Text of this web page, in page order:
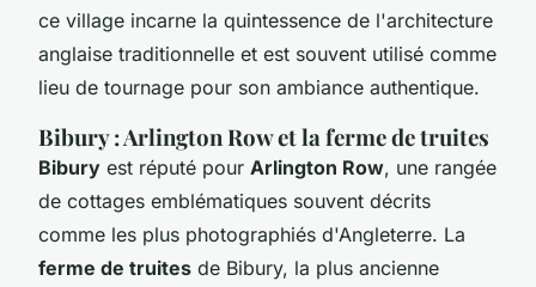
ce village incarne la quintessence de l'architecture
anglaise traditionnelle et est souvent utilisé comme
lieu de tournage pour son ambiance authentique.
Bibury : Arlington Row et la ferme de truites
Bibury est réputé pour Arlington Row, une rangée
de cottages emblématiques souvent décrits
comme les plus photographiés d'Angleterre. La
ferme de truites de Bibury, la plus ancienne